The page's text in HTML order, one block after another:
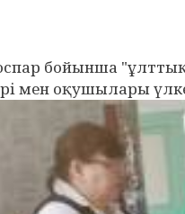
бойынша
мен оқушылары